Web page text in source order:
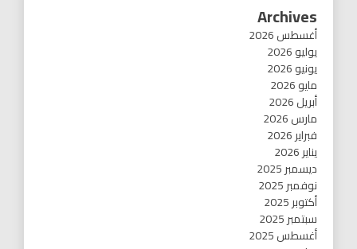
Archives
أغسطس 2026
يوليو 2026
يونيو 2026
مايو 2026
أبريل 2026
مارس 2026
فبراير 2026
يناير 2026
ديسمبر 2025
نوفمبر 2025
أكتوبر 2025
سبتمبر 2025
أغسطس 2025